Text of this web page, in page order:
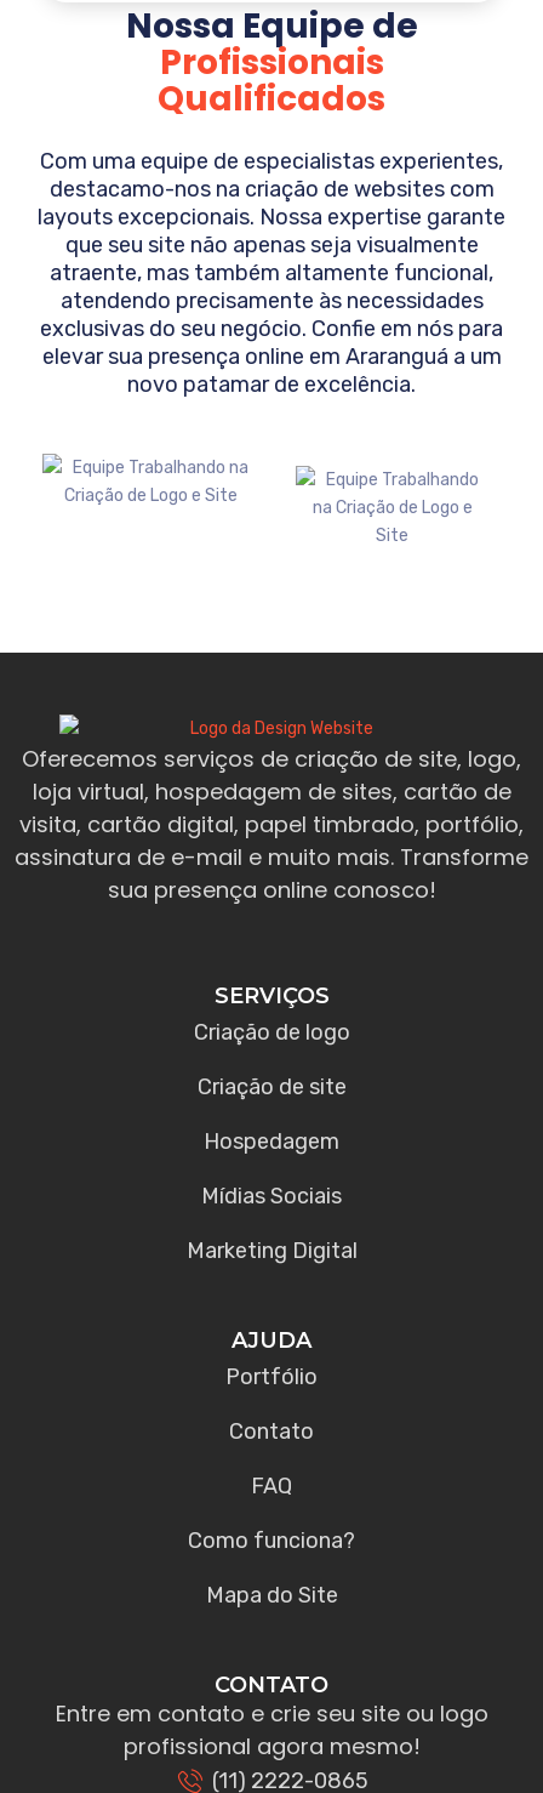
Nossa Equipe de
Profissionais
Qualificados
Com uma equipe de especialistas experientes,
destacamo-nos na criação de websites com
layouts excepcionais. Nossa expertise garante
que seu site não apenas seja visualmente
atraente, mas também altamente funcional,
atendendo precisamente às necessidades
exclusivas do seu negócio. Confie em nós para
elevar sua presença online em Araranguá a um
novo patamar de excelência.
Oferecemos serviços de criação de site, logo,
loja virtual, hospedagem de sites, cartão de
visita, cartão digital, papel timbrado, portfólio,
assinatura de e-mail e muito mais. Transforme
sua presença online conosco!
SERVIÇOS
Criação de logo
Criação de site
Hospedagem
Mídias Sociais
Marketing Digital
AJUDA
Portfólio
Contato
FAQ
Como funciona?
Mapa do Site
CONTATO
Entre em contato e crie seu site ou logo
profissional agora mesmo!
(11) 2222-0865